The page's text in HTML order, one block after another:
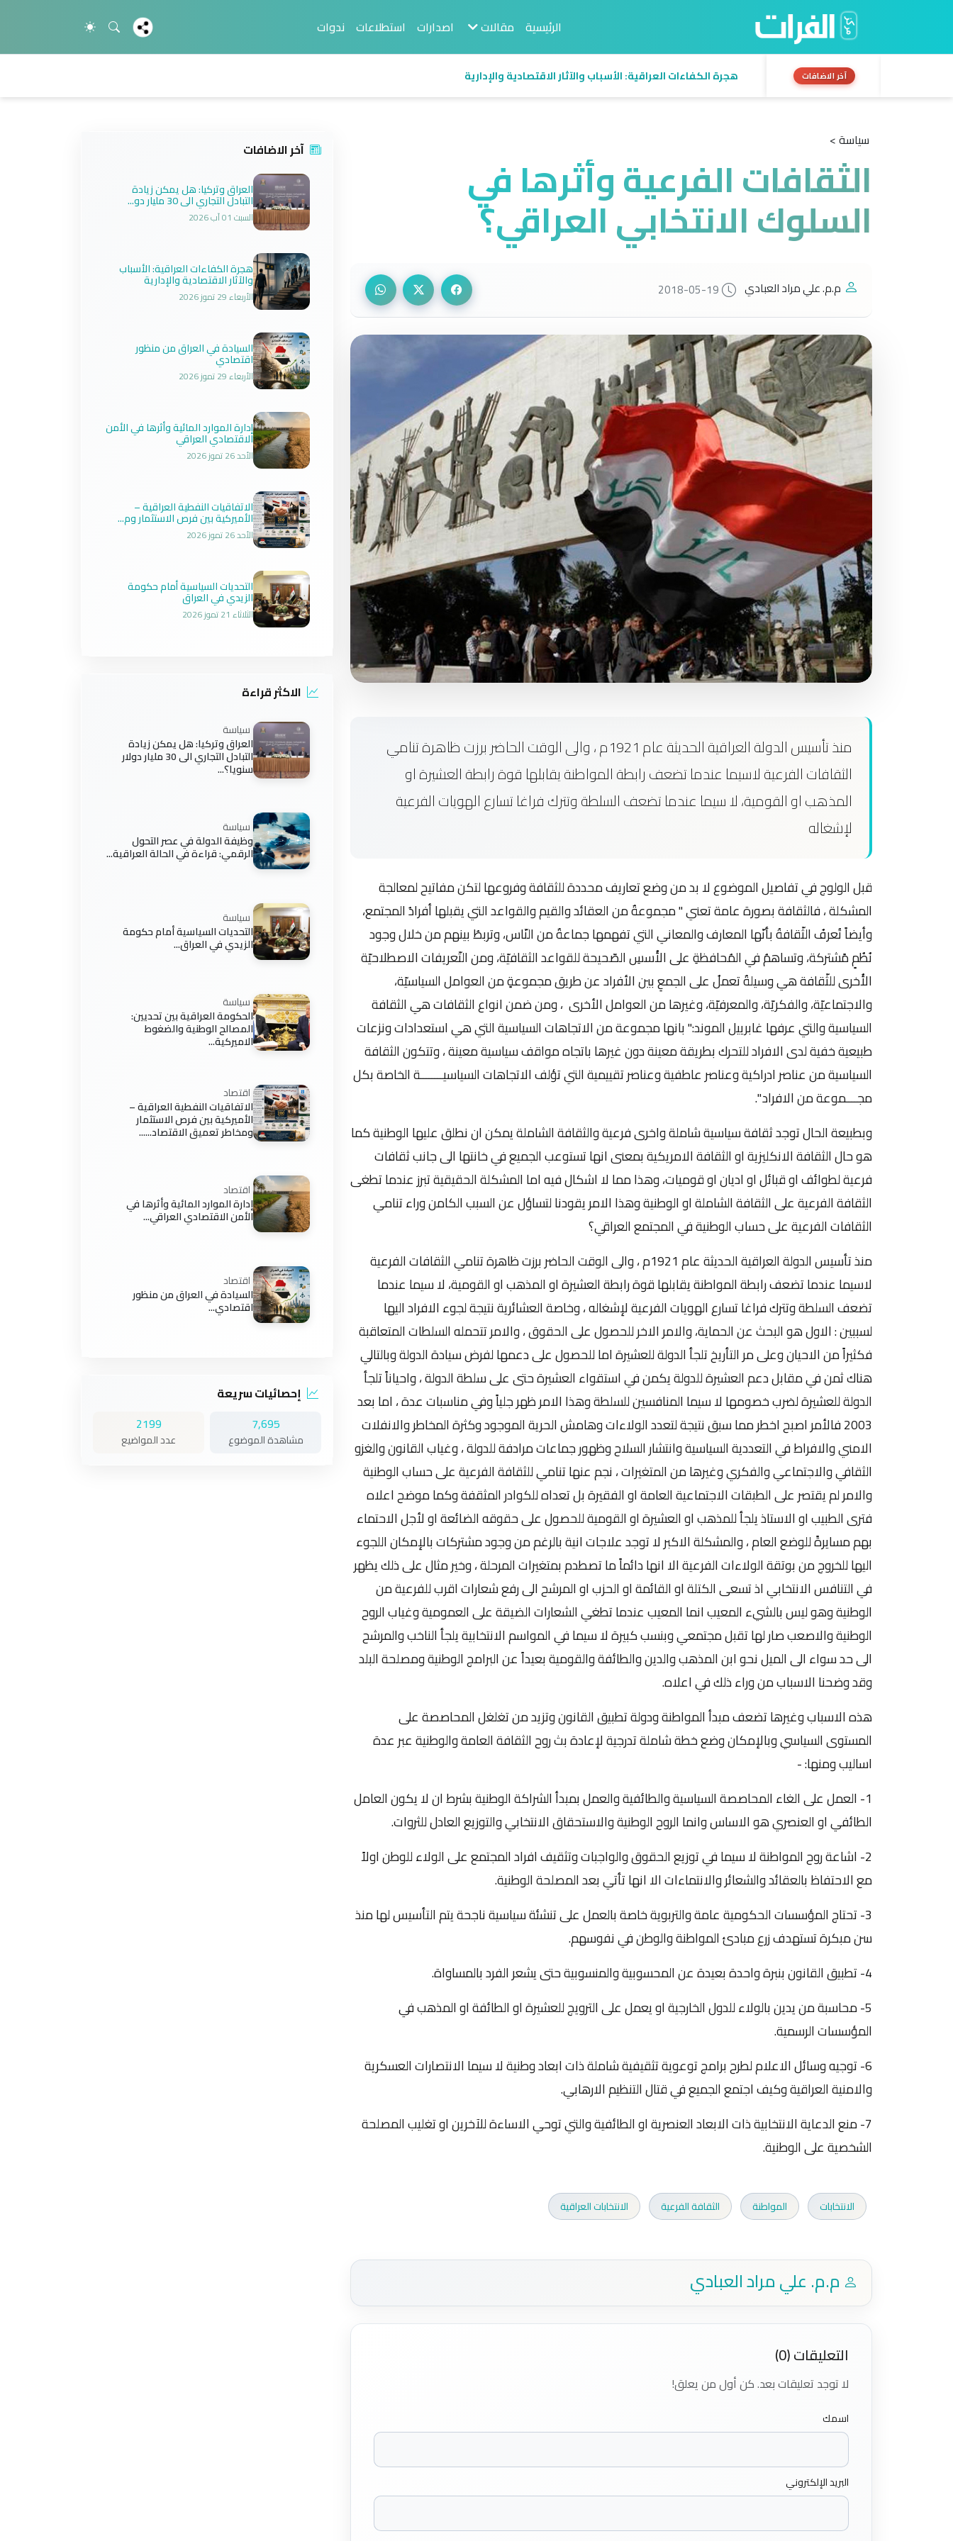
الرئيسية مقالات اصدارات استطلاعات ندوات
آخر الاضافات هجرة الكفاءات العراقية: الأسباب والآثار الاقتصادية والإدارية
سياسة >
الثقافات الفرعية وأثرها في
السلوك الانتخابي العراقي؟
م.م. علي مراد العبادي 2018-05-19
منذ تأسيس الدولة العراقية الحديثة عام 1921م ، والى الوقت الحاضر برزت ظاهرة تنامي
الثقافات الفرعية لاسيما عندما تضعف رابطة المواطنة يقابلها قوة رابطة العشيرة او
المذهب او القومية، لا سيما عندما تضعف السلطة وتترك فراغا تسارع الهويات الفرعية
لإشغاله
قبل الولوج في تفاصيل الموضوع لا بد من وضع تعاريف محددة للثقافة وفروعها لتكن مفاتيح لمعالجة
المشكلة ، فالثقافة بصورة عامة تعني " مجموعةٌ من العقائد والقيم والقواعد التي يقبلها أفرادُ المجتمع،
وأيضاً تُعرفُ الثّقافةُ بأنّها المعارف والمعاني التي تفهمها جماعةٌ من النّاس، وتربطُ بينهم من خلال وجود
نُظُمٍ مًشتركة، وتساهمُ في المُحافظةِ على الأُسسِ الصّحيحة للقواعد الثقافيّة، ومن التّعريفات الاصطلاحيّة
الأُخرى للثّقافة هي وسيلةٌ تعملُ على الجمعِ بين الأفراد عن طريق مجموعةٍ من العوامل السياسيّة،
والاجتماعيّة، والفكريّة، والمعرفيّة، وغيرها من العوامل الأخرى ، ومن ضمن انواع الثقافات هي الثقافة
السياسية والتي عرفها غابرييل الموند:" بانها مجموعة من الاتجاهات السياسية التي هي استعدادات ونزعات
طبيعية خفية لدى الافراد للتحرك بطريقة معينة دون غيرها باتجاه مواقف سياسية معينة ، وتتكون الثقافة
السياسية من عناصر ادراكية وعناصر عاطفية وعناصر تقييمية التي تؤلف الاتجاهات السياسيــــــــة الخاصة بكل
مجــــموعة من الافراد ".
وبطبيعة الحال توجد ثقافة سياسية شاملة واخرى فرعية والثقافة الشاملة يمكن ان نطلق عليها الوطنية كما
هو حال الثقافة الانكليزية او الثقافة الامريكية بمعنى انها تستوعب الجميع في خانتها الى جانب ثقافات
فرعية لطوائف او قبائل او اديان او قوميات، وهذا مما لا اشكال فيه اما المشكلة الحقيقية تبرز عندما تطغى
الثقافة الفرعية على الثقافة الشاملة او الوطنية وهذا الامر يقودنا لتساؤل عن السبب الكامن وراء تنامي
الثقافات الفرعية على حساب الوطنية في المجتمع العراقي؟
منذ تأسيس الدولة العراقية الحديثة عام 1921م ، والى الوقت الحاضر برزت ظاهرة تنامي الثقافات الفرعية
لاسيما عندما تضعف رابطة المواطنة يقابلها قوة رابطة العشيرة او المذهب او القومية، لا سيما عندما
تضعف السلطة وتترك فراغا تسارع الهويات الفرعية لإشغاله ، وخاصة العشائرية نتيجة لجوء الافراد اليها
لسببين : الاول هو البحث عن الحماية، والامر الاخر للحصول على الحقوق ، والامر تتحمله السلطات المتعاقبة
فكثيراً من الاحيان وعلى مر التأريخ تلجأ الدولة للعشيرة اما للحصول على دعمها لفرض سيادة الدولة وبالتالي
هناك ثمن في مقابل دعم العشيرة للدولة يكمن في استقواء العشيرة حتى على سلطة الدولة ، واحياناً تلجأ
الدولة للعشيرة لضرب خصومها لا سيما المنافسين للسلطة وهذا الامر ظهر جلياً وفي مناسبات عدة ، اما بعد
2003 فالأمر اصبح اخطر مما سبق نتيجة لتعدد الولاءات وهامش الحرية الموجود وكثرة المخاطر والانفلات
الامني والافراط في التعددية السياسية وانتشار السلاح وظهور جماعات مرادفة للدولة ، وغياب القانون والغزو
الثقافي والاجتماعي والفكري وغيرها من المتغيرات ، نجم عنها تنامي للثقافة الفرعية على حساب الوطنية
والامر لم يقتصر على الطبقات الاجتماعية العامة او الفقيرة بل تعداه للكوادر المثقفة وكما موضح اعلاه
فترى الطبيب او الاستاذ يلجأ للمذهب او العشيرة او القومية للحصول على حقوقه الضائعة او لأجل الاحتماء
بهم مسايرةً للوضع العام ، والمشكلة الاكبر لا توجد علاجات انية بالرغم من وجود مشتركات بالإمكان اللجوء
اليها للخروج من بوتقة الولاءات الفرعية الا انها دائماً ما تصطدم بمتغيرات المرحلة ، وخير مثال على ذلك يظهر
في التنافس الانتخابي اذ تسعى الكتلة او القائمة او الحزب او المرشح الى رفع شعارات اقرب للفرعية من
الوطنية وهو ليس بالشيء المعيب انما المعيب عندما تطغي الشعارات الضيقة على العمومية وغياب الروح
الوطنية والاصعب صار لها تقبل مجتمعي وبنسب كبيرة لا سيما في المواسم الانتخابية يلجأ الناخب والمرشح
الى حد سواء الى الميل نحو ابن المذهب والدين والطائفة والقومية بعيداً عن البرامج الوطنية ومصلحة البلد
وقد وضحنا الاسباب من وراء ذلك في اعلاه.
هذه الاسباب وغيرها تضعف مبدأ المواطنة ودولة تطبيق القانون وتزيد من تغلغل المحاصصة على
المستوى السياسي وبالإمكان وضع خطة شاملة تدرجية لإعادة بث روح الثقافة العامة والوطنية عبر عدة
اساليب ومنها: -
1- العمل على الغاء المحاصصة السياسية والطائفية والعمل بمبدأ الشراكة الوطنية بشرط ان لا يكون العامل
الطائفي او العنصري هو الاساس وانما الروح الوطنية والاستحقاق الانتخابي والتوزيع العادل للثروات.
2- اشاعة روح المواطنة لا سيما في توزيع الحقوق والواجبات وتثقيف افراد المجتمع على الولاء للوطن اولاً
مع الاحتفاظ بالعقائد والشعائر والانتماءات الا انها تأتي بعد المصلحة الوطنية.
3- تحتاج المؤسسات الحكومية عامة والتربوية خاصة بالعمل على تنشئة سياسية ناجحة يتم التأسيس لها منذ
سن مبكرة تستهدف زرع مبادئ المواطنة والوطن في نفوسهم.
4- تطبيق القانون بنبرة واحدة بعيدة عن المحسوبية والمنسوبية حتى يشعر الفرد بالمساواة.
5- محاسبة من يدين بالولاء للدول الخارجية او يعمل على الترويج للعشيرة او الطائفة او المذهب في
المؤسسات الرسمية.
6- توجيه وسائل الاعلام لطرح برامج توعوية تثقيفية شاملة ذات ابعاد وطنية لا سيما الانتصارات العسكرية
والامنية العراقية وكيف اجتمع الجميع في قتال التنظيم الارهابي.
7- منع الدعاية الانتخابية ذات الابعاد العنصرية او الطائفية والتي توحي الاساءة للآخرين او تغليب المصلحة
الشخصية على الوطنية.
الانتخابات المواطنة الثقافة الفرعية الانتخابات العراقية
م.م. علي مراد العبادي
التعليقات (0)
لا توجد تعليقات بعد. كن أول من يعلق!
اسمك
البريد الإلكتروني
آخر الاضافات
العراق وتركيا: هل يمكن زيادة
التبادل التجاري الى 30 مليار دو...
السبت 01 آب 2026
هجرة الكفاءات العراقية: الأسباب
والآثار الاقتصادية والإدارية
الأربعاء 29 تموز 2026
السيادة في العراق من منظور
اقتصادي
الأربعاء 29 تموز 2026
إدارة الموارد المائية وأثرها في الأمن
الاقتصادي العراقي
الأحد 26 تموز 2026
الاتفاقيات النفطية العراقية –
الأميركية بين فرص الاستثمار وم...
الأحد 26 تموز 2026
التحديات السياسية أمام حكومة
الزيدي في العراق
الثلاثاء 21 تموز 2026
الاكثر قراءة
سياسة
العراق وتركيا: هل يمكن زيادة
التبادل التجاري الى 30 مليار دولار
سنويا؟...
سياسة
وظيفة الدولة في عصر التحول
الرقمي: قراءة في الحالة العراقية...
سياسة
التحديات السياسية أمام حكومة
الزيدي في العراق...
سياسة
الحكومة العراقية بين تحديين:
المصالح الوطنية والضغوط
الاميركية...
اقتصاد
الاتفاقيات النفطية العراقية –
الأميركية بين فرص الاستثمار
ومخاطر تعميق الاقتصاد......
اقتصاد
إدارة الموارد المائية وأثرها في
الأمن الاقتصادي العراقي...
اقتصاد
السيادة في العراق من منظور
اقتصادي...
إحصائيات سريعة
7,695
مشاهدة الموضوع
2199
عدد المواضيع